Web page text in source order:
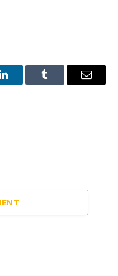
LinkedInTumblr Email